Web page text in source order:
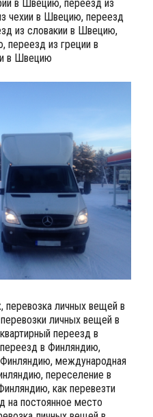
в Швецию, переезд из
чехии в Швецию, переезд
из словакии в Швецию,
переезд из греции в
в Швецию
личных вещей в
личных вещей в
переезд в
в Финляндию,
международная
переселение в
как перевезти
на постоянное место